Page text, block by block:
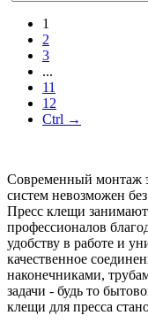
1
2
3
...
11
12
Ctrl →
Современный монтаж
систем невозможен
Пресс клещи
профессионалов
удобству в работе и
качественное
наконечниками,
задачи - будь то
клещи для пресса